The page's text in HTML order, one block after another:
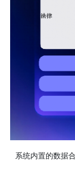
系统内置的数据合